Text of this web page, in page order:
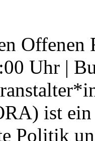
Offenen
Uhr |
ist
Politik